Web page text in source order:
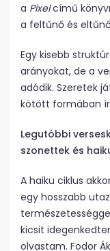
a Pixelcímű
a feltűnő és
Egy kisebb
arányokat, de a
adódik. Szeretek
kötött formában
Legutóbbi
szonettek és
A haiku ciklus
egy hosszabb
kicsit
olvastam. Fodor